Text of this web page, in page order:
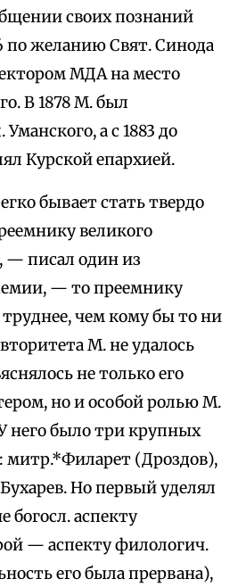
своих познаний
по желанию Свят. Синода
МДА на место
В 1878 М. был
а с 1883 до
Курской епархией.
бывает стать твердо
великого
— писал один из
— то преемнику
труднее, чем кому бы то ни
М. не удалось
не только его
но и особой ролью М.
него было три крупных
митр.*Филарет (Дроздов),
Но первый уделял
богосл. аспекту
— аспекту филологич.
его была прервана),